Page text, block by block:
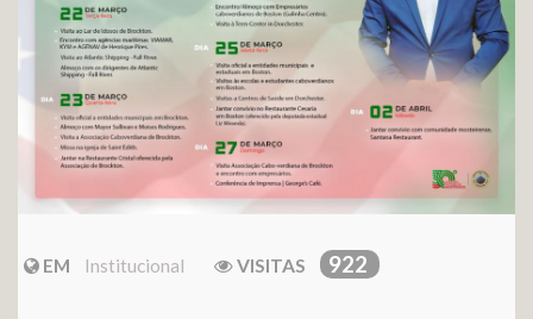
EM Institucional VISITAS 922